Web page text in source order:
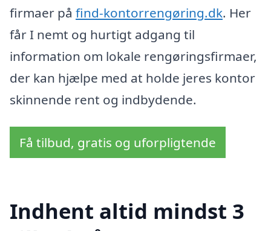
firmaer på find-kontorrengøring.dk. Her
får I nemt og hurtigt adgang til
information om lokale rengøringsfirmaer,
der kan hjælpe med at holde jeres kontor
skinnende rent og indbydende.
Få tilbud, gratis og uforpligtende
Indhent altid mindst 3